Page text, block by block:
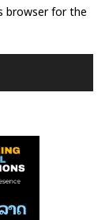
browser for the